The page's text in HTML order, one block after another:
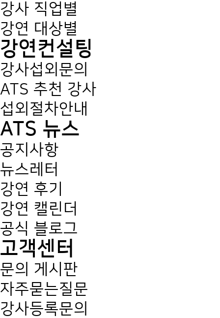
강사 직업별
강연 대상별
강연컨설팅
강사섭외문의
ATS 추천 강사
섭외절차안내
ATS 뉴스
공지사항
뉴스레터
강연 후기
강연 캘린더
공식 블로그
고객센터
문의 게시판
자주묻는질문
강사등록문의